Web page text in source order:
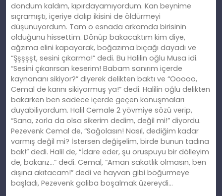
dondum kaldım, kıpırdayamıyordum. Kan beynime
sıçramıştı, içeriye dalıp ikisini de öldürmeyi
düşünüyordum. Tam o esnada arkamda birisinin
olduğunu hissettim. Dönüp bakacaktım kim diye,
ağzıma elini kapayarak, boğazıma bıçağı dayadı ve
“Şşşşşt, sesini çıkarma!” dedi. Bu Halilin oğlu Musa idi.
“Sesini çıkarırsan keserim! Babam sanırım içerde
kaynananı sikiyor?” diyerek delikten baktı ve “Ooooo,
Cemal de karını sikiyormuş ya!” dedi. Halilin oğlu delikten
bakarken ben sadece içerde geçen konuşmaları
duyabiliyordum. Halil Cemale 2 yövmiye sözü verip,
“Sana, zorla da olsa sikerim dedim, değil mi!” diyordu.
Pezevenk Cemal de, “Sağolasın! Nasıl, dediğim kadar
varmış değil mi? İstersen değişelim, birde bunun tadına
bak!” dedi. Halil de, “İdare eder, şu oruspuyu bir dölleyim
de, bakarız…” dedi. Cemal, “Aman sakatlık olmasın, ben
dışına akıtacam!” dedi ve hayvan gibi böğürmeye
başladı, Pezevenk galiba boşalmak üzereydi…